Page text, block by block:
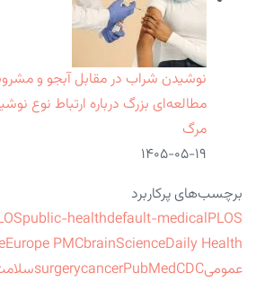
نوشیدن شراب در مقابل آبجو و
مطالعه‌ای بزرگ درباره ارتباط نوع
مرگ
۱۴۰۵-۰۵-۱۹
برچسب‌های پرکاربرد
public-healthdefault-medicalPLOS
Europe PMCbrainScienceDaily Health
عمومی
surgerycancerPubMedCDC